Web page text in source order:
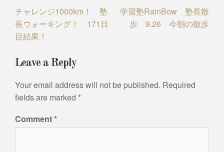
Post
navigation
チャレンジ1000km！ 塾
長ウォーキング！ 171日
目結果！
学習塾RainBow 塾長散
歩 9.26 今朝の散歩
Leave a Reply
Your email address will not be published. Required
fields are marked *
Comment*